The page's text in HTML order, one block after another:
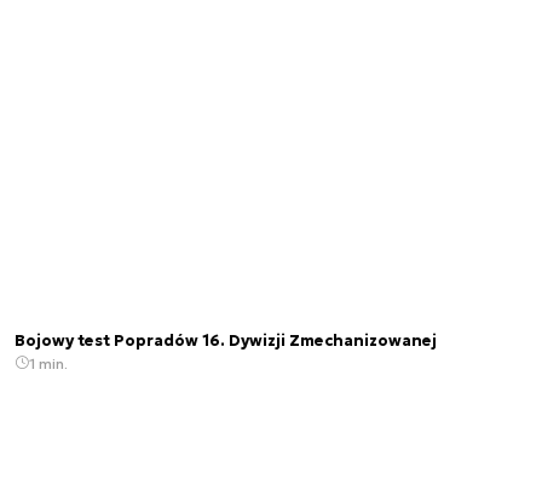
Bojowy test Popradów 16. Dywizji Zmechanizowanej
1 min.